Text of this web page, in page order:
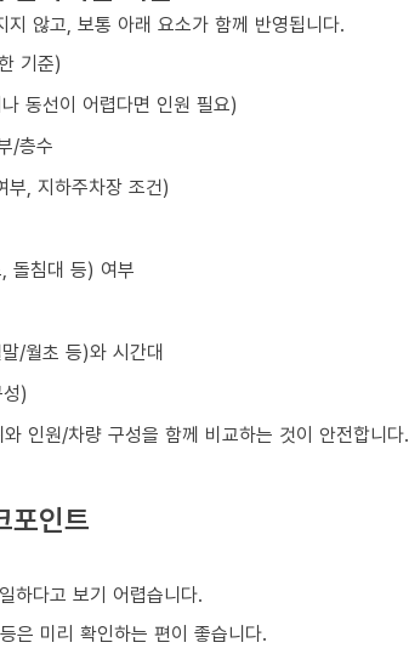
않고, 보통 아래 요소가 함께 반영됩니다.
기준)
동선이 어렵다면 인원 필요)
/층수
, 지하주차장 조건)
돌침대 등) 여부
/월초 등)와 시간대
)
인원/차량 구성을 함께 비교하는 것이 안전합니다.
포인트
하다고 보기 어렵습니다.
은 미리 확인하는 편이 좋습니다.